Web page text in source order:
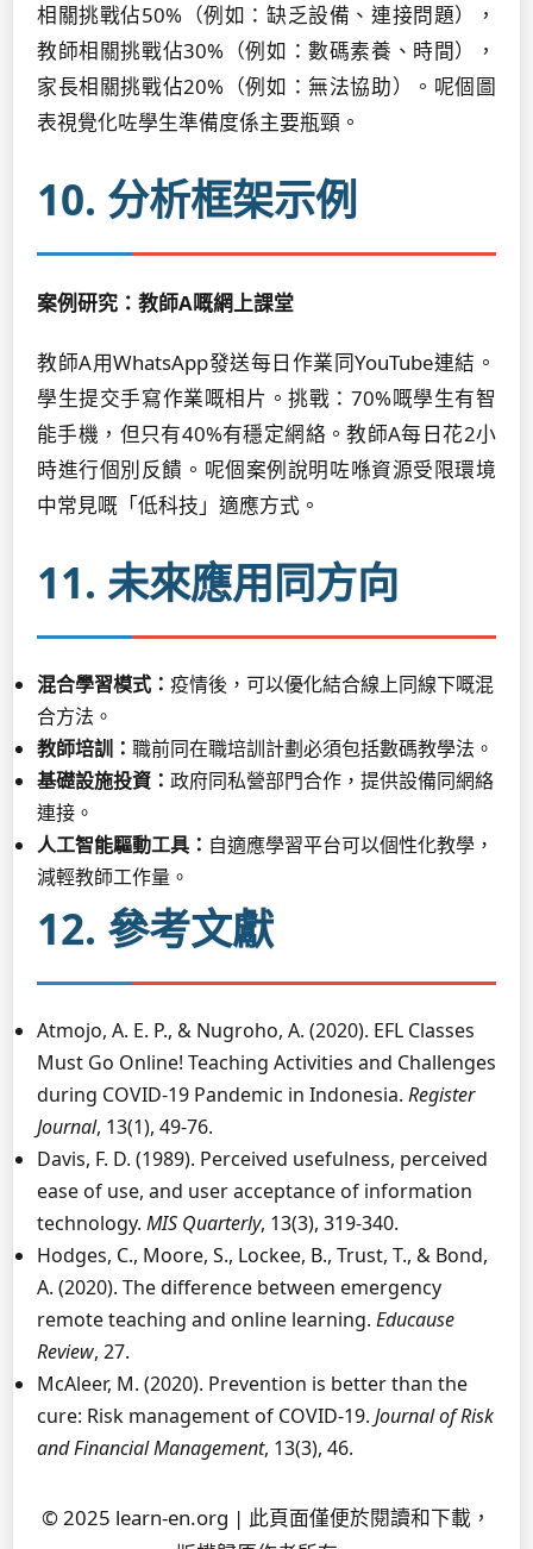
相關挑戰佔50%（例如：缺乏設備、連接問題），
教師相關挑戰佔30%（例如：數碼素養、時間），
家長相關挑戰佔20%（例如：無法協助）。呢個圖
表視覺化咗學生準備度係主要瓶頸。
10. 分析框架示例
案例研究：教師A嘅網上課堂
教師A用WhatsApp發送每日作業同YouTube連結。
學生提交手寫作業嘅相片。挑戰：70%嘅學生有智
能手機，但只有40%有穩定網絡。教師A每日花2小
時進行個別反饋。呢個案例說明咗喺資源受限環境
中常見嘅「低科技」適應方式。
11. 未來應用同方向
混合學習模式： 疫情後，可以優化結合線上同線下嘅混
合方法。
教師培訓： 職前同在職培訓計劃必須包括數碼教學法。
基礎設施投資： 政府同私營部門合作，提供設備同網絡
連接。
人工智能驅動工具： 自適應學習平台可以個性化教學，
減輕教師工作量。
12. 參考文獻
Atmojo, A. E. P., & Nugroho, A. (2020). EFL Classes
Must Go Online! Teaching Activities and Challenges
during COVID-19 Pandemic in Indonesia. Register
Journal, 13(1), 49-76.
Davis, F. D. (1989). Perceived usefulness, perceived
ease of use, and user acceptance of information
technology. MIS Quarterly, 13(3), 319-340.
Hodges, C., Moore, S., Lockee, B., Trust, T., & Bond,
A. (2020). The difference between emergency
remote teaching and online learning. Educause
Review, 27.
McAleer, M. (2020). Prevention is better than the
cure: Risk management of COVID-19. Journal of Risk
and Financial Management, 13(3), 46.
© 2025 learn-en.org | 此頁面僅便於閱讀和下載，